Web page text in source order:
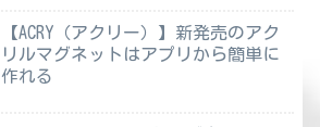
【ACRY（アクリー）】新発売のアク
リルマグネットはアプリから簡単に
作れる